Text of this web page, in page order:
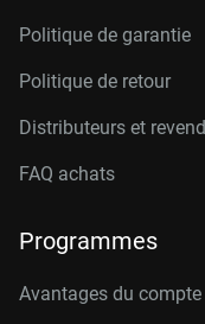
Politique de garantie
Politique de retour
Distributeurs et
FAQ achats
Programmes
Avantages du